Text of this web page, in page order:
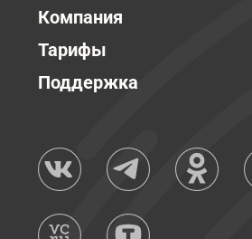
Компания
Тарифы
Поддержка